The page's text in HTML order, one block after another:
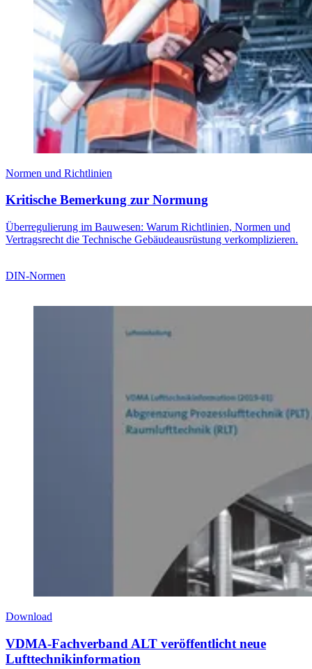
Normen und Richtlinien
Kritische Bemerkung zur Normung
Überregulierung im Bauwesen: Warum Richtlinien, Normen und
Vertragsrecht die Technische Gebäudeausrüstung verkomplizieren.
DIN-Normen
Download
VDMA-Fachverband ALT veröffentlicht neue
Lufttechnikinformation